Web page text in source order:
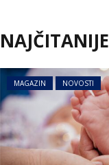
NAJČITANIJE
MAGAZIN NOVOSTI